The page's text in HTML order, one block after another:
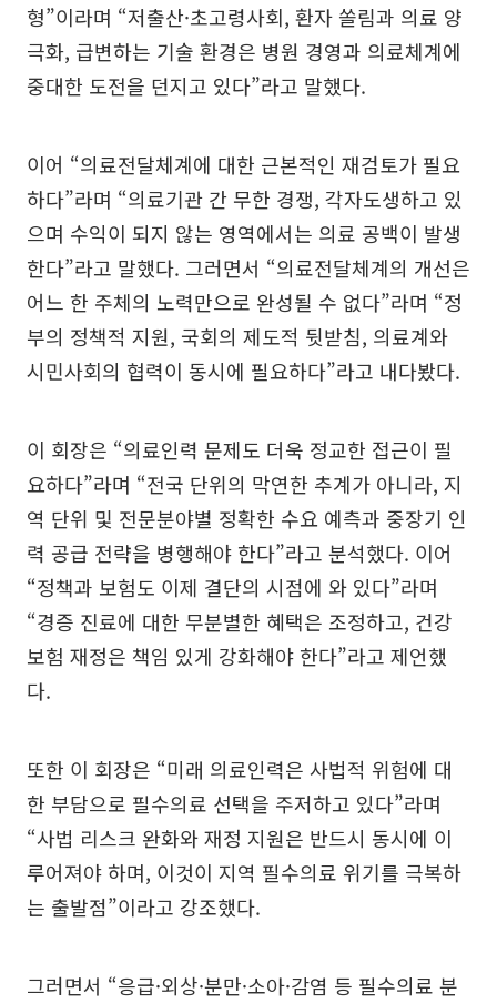
형”이라며 “저출산·초고령사회, 환자 쏠림과 의료 양
극화, 급변하는 기술 환경은 병원 경영과 의료체계에
중대한 도전을 던지고 있다”라고 말했다.
이어 “의료전달체계에 대한 근본적인 재검토가 필요
하다”라며 “의료기관 간 무한 경쟁, 각자도생하고 있
으며 수익이 되지 않는 영역에서는 의료 공백이 발생
한다”라고 말했다. 그러면서 “의료전달체계의 개선은
어느 한 주체의 노력만으로 완성될 수 없다”라며 “정
부의 정책적 지원, 국회의 제도적 뒷받침, 의료계와
시민사회의 협력이 동시에 필요하다”라고 내다봤다.
이 회장은 “의료인력 문제도 더욱 정교한 접근이 필
요하다”라며 “전국 단위의 막연한 추계가 아니라, 지
역 단위 및 전문분야별 정확한 수요 예측과 중장기 인
력 공급 전략을 병행해야 한다”라고 분석했다. 이어
“정책과 보험도 이제 결단의 시점에 와 있다”라며
“경증 진료에 대한 무분별한 혜택은 조정하고, 건강
보험 재정은 책임 있게 강화해야 한다”라고 제언했
다.
또한 이 회장은 “미래 의료인력은 사법적 위험에 대
한 부담으로 필수의료 선택을 주저하고 있다”라며
“사법 리스크 완화와 재정 지원은 반드시 동시에 이
루어져야 하며, 이것이 지역 필수의료 위기를 극복하
는 출발점”이라고 강조했다.
그러면서 “응급·외상·분만·소아·감염 등 필수의료 분